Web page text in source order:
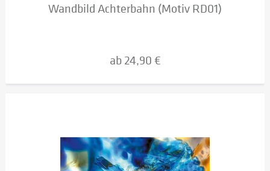
Wandbild Achterbahn (Motiv RD01)
ab 24,90 €